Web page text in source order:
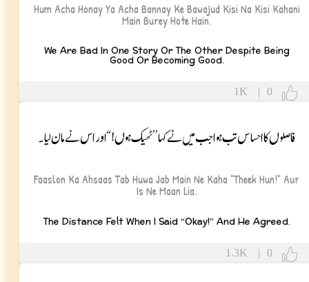
Hum Acha Honay Ya Acha Bannay Ke Bawajud Kisi Na Kisi Kahani
Main Burey Hote Hain.
We Are Bad In One Story Or The Other Despite Being
Good Or Becoming Good.
1K | 0
فاصلوں کا احساس تب ہوا جب میں نے کہا ’’ٹھیک ہوں!‘‘ اور اس نے مان لیا۔
Faaslon Ka Ahsaas Tab Huwa Jab Main Ne Kaha "Theek Hun!" Aur
Is Ne Maan Lia.
The Distance Felt When I Said “Okay!” And He Agreed.
1.3K | 0